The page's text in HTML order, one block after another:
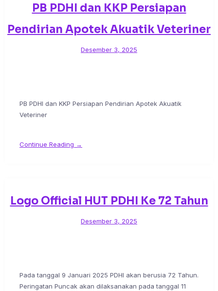
PB PDHI dan KKP Persiapan
Pendirian Apotek Akuatik Veteriner
Desember 3, 2025
PB PDHI dan KKP Persiapan Pendirian Apotek Akuatik
Veteriner
Continue Reading →
Logo Official HUT PDHI Ke 72 Tahun
Desember 3, 2025
Pada tanggal 9 Januari 2025 PDHI akan berusia 72 Tahun.
Peringatan Puncak akan dilaksanakan pada tanggal 11